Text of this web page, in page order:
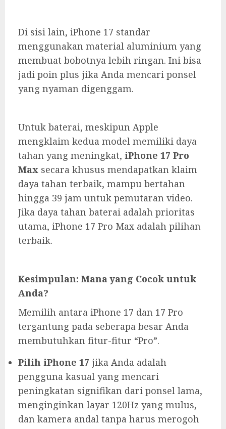
Di sisi lain, iPhone 17 standar
menggunakan material aluminium yang
membuat bobotnya lebih ringan. Ini bisa
jadi poin plus jika Anda mencari ponsel
yang nyaman digenggam.
Untuk baterai, meskipun Apple
mengklaim kedua model memiliki daya
tahan yang meningkat, iPhone 17 Pro
Max secara khusus mendapatkan klaim
daya tahan terbaik, mampu bertahan
hingga 39 jam untuk pemutaran video.
Jika daya tahan baterai adalah prioritas
utama, iPhone 17 Pro Max adalah pilihan
terbaik.
Kesimpulan: Mana yang Cocok untuk
Anda?
Memilih antara iPhone 17 dan 17 Pro
tergantung pada seberapa besar Anda
membutuhkan fitur-fitur “Pro”.
Pilih iPhone 17 jika Anda adalah
pengguna kasual yang mencari
peningkatan signifikan dari ponsel lama,
menginginkan layar 120Hz yang mulus,
dan kamera andal tanpa harus merogoh